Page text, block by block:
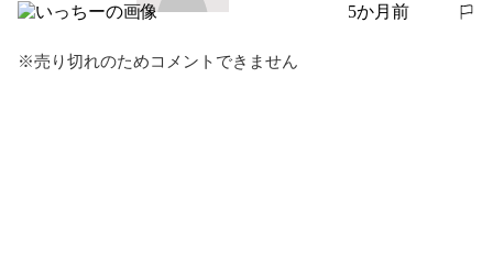
5か月前
報告する
※売り切れのためコメントできません